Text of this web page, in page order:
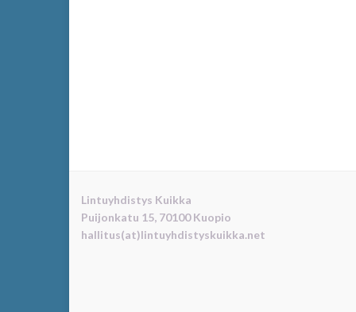
Lintuyhdistys Kuikka
Puijonkatu 15, 70100 Kuopio
hallitus(at)lintuyhdistyskuikka.net